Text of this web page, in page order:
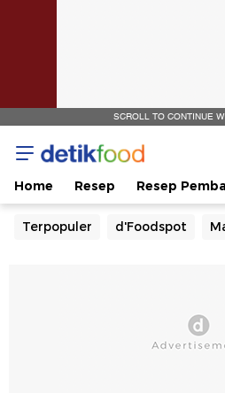
SCROLL TO CONTINUE
Home Resep Resep
Terpopuler d'Foodspot